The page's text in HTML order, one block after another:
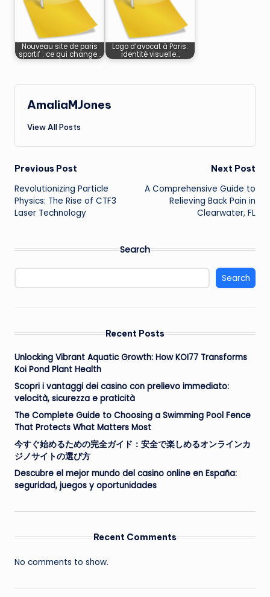
Nouveau site de paris
sportif : ce qui change…
Logo d’avocat à Paris:
identité visuelle…
AmaliaMJones
View All Posts
Post
navigation
Previous Post
Revolutionizing Particle
Physics: The Rise of CTF3
Laser Technology
Next Post
A Comprehensive Guide to
Relieving Back Pain in
Clearwater, FL
Search
Search
Recent Posts
Unlocking Vibrant Aquatic Growth: How KOI77 Transforms
Koi Pond Plant Health
Scopri i vantaggi dei casino con prelievo immediato:
velocità, sicurezza e praticità
The Complete Guide to Choosing a Swimming Pool Fence
That Protects What Matters Most
今すぐ始めるための完全ガイド：安全で楽しめるオンラインカ
ジノサイトの選び方
Descubre el mejor mundo del casino online en España:
seguridad, juegos y oportunidades
Recent Comments
No comments to show.